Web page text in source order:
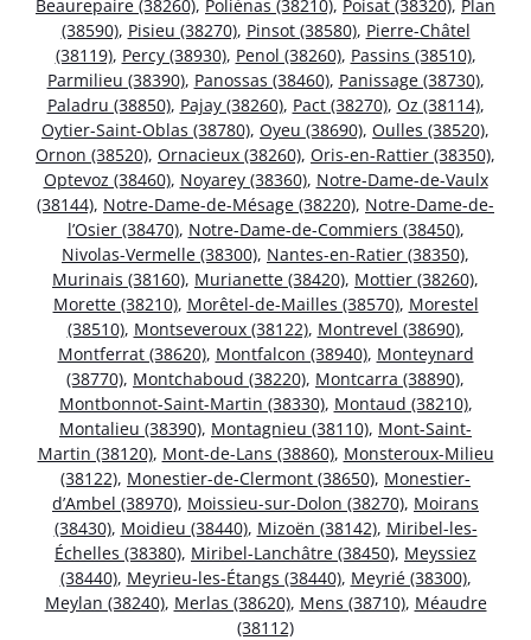
Beaurepaire (38260), Poliénas (38210), Poisat (38320), Plan
(38590), Pisieu (38270), Pinsot (38580), Pierre-Châtel
(38119), Percy (38930), Penol (38260), Passins (38510),
Parmilieu (38390), Panossas (38460), Panissage (38730),
Paladru (38850), Pajay (38260), Pact (38270), Oz (38114),
Oytier-Saint-Oblas (38780), Oyeu (38690), Oulles (38520),
Ornon (38520), Ornacieux (38260), Oris-en-Rattier (38350),
Optevoz (38460), Noyarey (38360), Notre-Dame-de-Vaulx
(38144), Notre-Dame-de-Mésage (38220), Notre-Dame-de-
l’Osier (38470), Notre-Dame-de-Commiers (38450),
Nivolas-Vermelle (38300), Nantes-en-Ratier (38350),
Murinais (38160), Murianette (38420), Mottier (38260),
Morette (38210), Morêtel-de-Mailles (38570), Morestel
(38510), Montseveroux (38122), Montrevel (38690),
Montferrat (38620), Montfalcon (38940), Monteynard
(38770), Montchaboud (38220), Montcarra (38890),
Montbonnot-Saint-Martin (38330), Montaud (38210),
Montalieu (38390), Montagnieu (38110), Mont-Saint-
Martin (38120), Mont-de-Lans (38860), Monsteroux-Milieu
(38122), Monestier-de-Clermont (38650), Monestier-
d’Ambel (38970), Moissieu-sur-Dolon (38270), Moirans
(38430), Moidieu (38440), Mizoën (38142), Miribel-les-
Échelles (38380), Miribel-Lanchâtre (38450), Meyssiez
(38440), Meyrieu-les-Étangs (38440), Meyrié (38300),
Meylan (38240), Merlas (38620), Mens (38710), Méaudre
(38112)